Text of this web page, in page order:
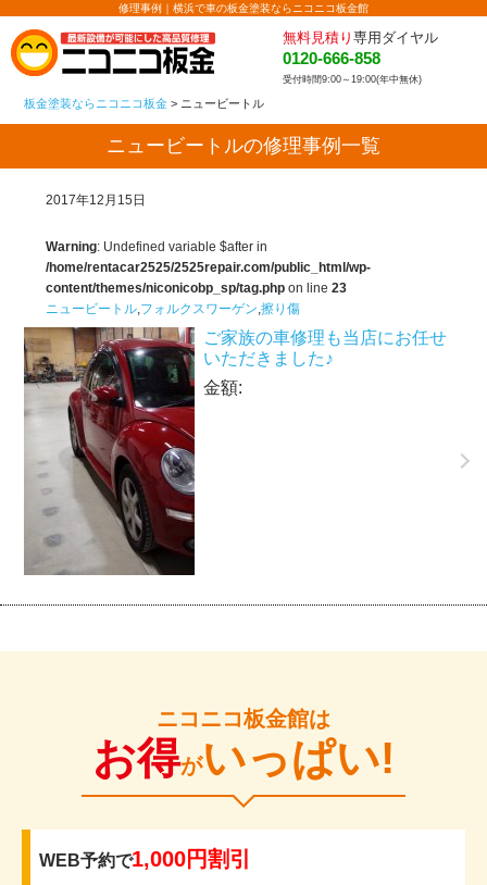
修理事例｜横浜で車の板金塗装ならニコニコ板金館
無料見積り 専用ダイヤル
0120-666-858
受付時間9:00～19:00(年中無休)
板金塗装ならニコニコ板金 > ニュービートル
ニュービートルの修理事例一覧
2017年12月15日
Warning: Undefined variable $after in
/home/rentacar2525/2525repair.com/public_html/wp-
content/themes/niconicobp_sp/tag.php on line23
ニュービートル,フォルクスワーゲン,擦り傷
ご家族の車修理も当店にお任せ
いただきました♪
金額:
ニコニコ板金館は
お得がいっぱい!
WEB予約で1,000円割引